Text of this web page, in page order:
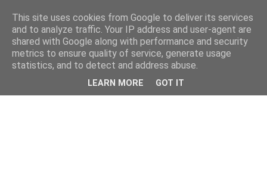
This site uses cookies from Google to deliver its services
and to analyze traffic. Your IP address and user-agent are
shared with Google along with performance and security
metrics to ensure quality of service, generate usage
statistics, and to detect and address abuse.
LEARN MORE GOT IT